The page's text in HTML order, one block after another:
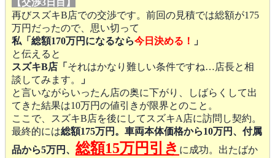
【交渉3日目】
再びスズキB店での交渉です。前回の見積では総額が175
万円だったので、思い切って
私「総額170万円になるなら今日決める！
」
と伝えると
スズキB店「 それはかなり難しい条件ですね…店長と相
談してみます。
」
と言いながらいったん店の奥に下がり、しばらくして出
てきた結果は10万円の値引きが限界とのこと。
ここで、スズキB店を後にしてスズキA店に訪問し契約。
最終的には総額175万円。車両本体価格から10万円、付属
品から5万円、 総額15万円引き に成功。出たばか